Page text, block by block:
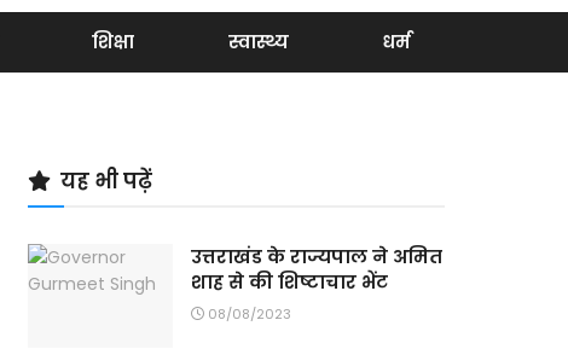
शिक्षा स्वास्थ्य धर्म
यह भी पढ़ें
उत्तराखंड के राज्यपाल ने अमित
शाह से की शिष्टाचार भेंट
08/08/2023